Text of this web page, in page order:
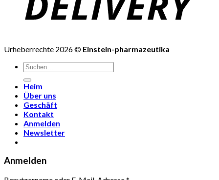
Urheberrechte 2026 © Einstein-pharmazeutika
Suchen
nach:
Heim
Über uns
Geschäft
Kontakt
Anmelden
Newsletter
Anmelden